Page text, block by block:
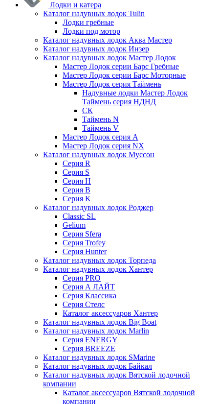
Лодки и катера
Каталог надувных лодок Tulin
Лодки гребные
Лодки под мотор
Каталог надувных лодок Аква Мастер
Каталог надувных лодок Инзер
Каталог надувных лодок Мастер Лодок
Мастер Лодок серии Барс Гребные
Мастер Лодок серии Барс Моторные
Мастер Лодок серия Таймень
Надувные лодки Мастер Лодок
Таймень серия НДНД
СК
Таймень N
Таймень V
Мастер Лодок серия А
Мастер Лодок серия NX
Каталог надувных лодок Муссон
Серия R
Серия S
Серия H
Серия B
Серия K
Каталог надувных лодок Роджер
Classic SL
Gelium
Серия Sfera
Серия Trofey
Серия Hunter
Каталог надувных лодок Торпеда
Каталог надувных лодок Хантер
Серия PRO
Серия А ЛАЙТ
Серия Классика
Серия Стелс
Каталог аксессуаров Хантер
Каталог надувных лодок Big Boat
Каталог надувных лодок Marlin
Серия ENERGY
Серия BREEZE
Каталог надувных лодок SMarine
Каталог надувных лодок Байкал
Каталог надувных лодок Вятской лодочной
компании
Каталог аксессуаров Вятской лодочной
компании